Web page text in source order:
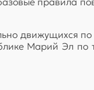
движущихся
Марий Эл